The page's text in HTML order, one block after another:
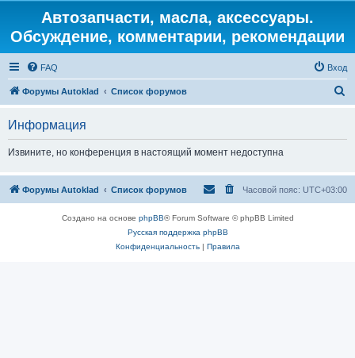
Автозапчасти, масла, аксессуары.
Обсуждение, комментарии, рекомендации
FAQ Вход
Форумы Autoklad Список форумов
Информация
Извините, но конференция в настоящий момент недоступна
Форумы Autoklad Список форумов Часовой пояс: UTC+03:00
Создано на основе phpBB® Forum Software © phpBB Limited
Русская поддержка phpBB
Конфиденциальность| Правила